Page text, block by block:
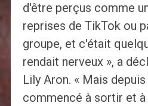
d'être perçus comme
reprises de TikTok ou
groupe, et c'était
rendait nerveux », a
Lily Aron. « Mais
commencé à sortir et